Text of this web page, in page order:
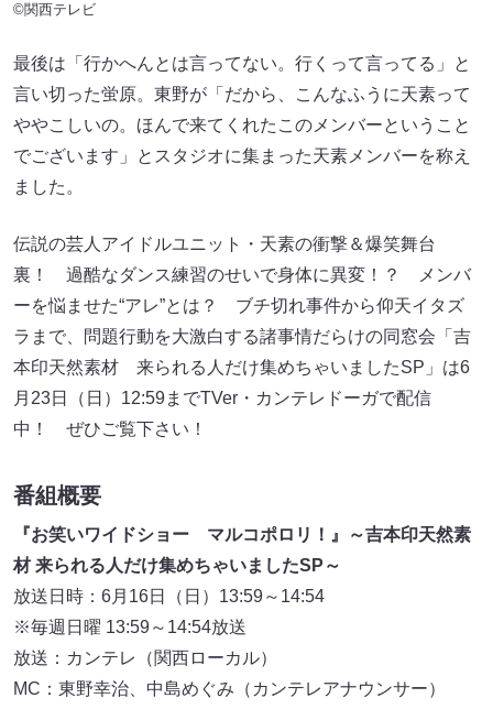
©関西テレビ
最後は「行かへんとは言ってない。行くって言ってる」と
言い切った蛍原。東野が「だから、こんなふうに天素って
ややこしいの。ほんで来てくれたこのメンバーということ
でございます」とスタジオに集まった天素メンバーを称え
ました。
伝説の芸人アイドルユニット・天素の衝撃＆爆笑舞台
裏！ 過酷なダンス練習のせいで身体に異変！？ メンバ
ーを悩ませた“アレ”とは？ ブチ切れ事件から仰天イタズ
ラまで、問題行動を大激白する諸事情だらけの同窓会「吉
本印天然素材 来られる人だけ集めちゃいましたSP」は6
月23日（日）12:59までTVer・カンテレドーガで配信
中！ ぜひご覧下さい！
番組概要
『お笑いワイドショー マルコポロリ！』～吉本印天然素
材 来られる人だけ集めちゃいましたSP～
放送日時：6月16日（日）13:59～14:54
※毎週日曜 13:59～14:54放送
放送：カンテレ（関西ローカル）
MC：東野幸治、中島めぐみ（カンテレアナウンサー）